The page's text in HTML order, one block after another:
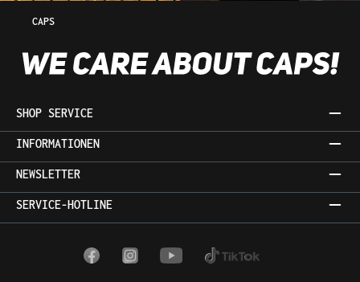
CAPS
SHOP SERVICE
INFORMATIONEN
NEWSLETTER
SERVICE-HOTLINE